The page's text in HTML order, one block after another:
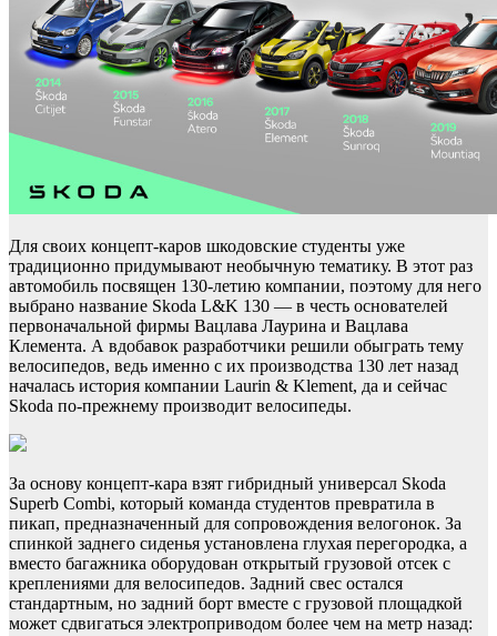
Для своих концепт-каров шкодовские студенты уже
традиционно придумывают необычную тематику. В этот раз
автомобиль посвящен 130-летию компании, поэтому для него
выбрано название Skoda L&K 130 — в честь основателей
первоначальной фирмы Вацлава Лаурина и Вацлава
Клемента. А вдобавок разработчики решили обыграть тему
велосипедов, ведь именно с их производства 130 лет назад
началась история компании Laurin & Klement, да и сейчас
Skoda по-прежнему производит велосипеды.
За основу концепт-кара взят гибридный универсал Skoda
Superb Combi, который команда студентов превратила в
пикап, предназначенный для сопровождения велогонок. За
спинкой заднего сиденья установлена глухая перегородка, а
вместо багажника оборудован открытый грузовой отсек с
креплениями для велосипедов. Задний свес остался
стандартным, но задний борт вместе с грузовой площадкой
может сдвигаться электроприводом более чем на метр назад: